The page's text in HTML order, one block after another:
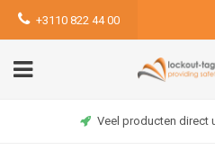
+3110 822 44 00
Veel producten direct